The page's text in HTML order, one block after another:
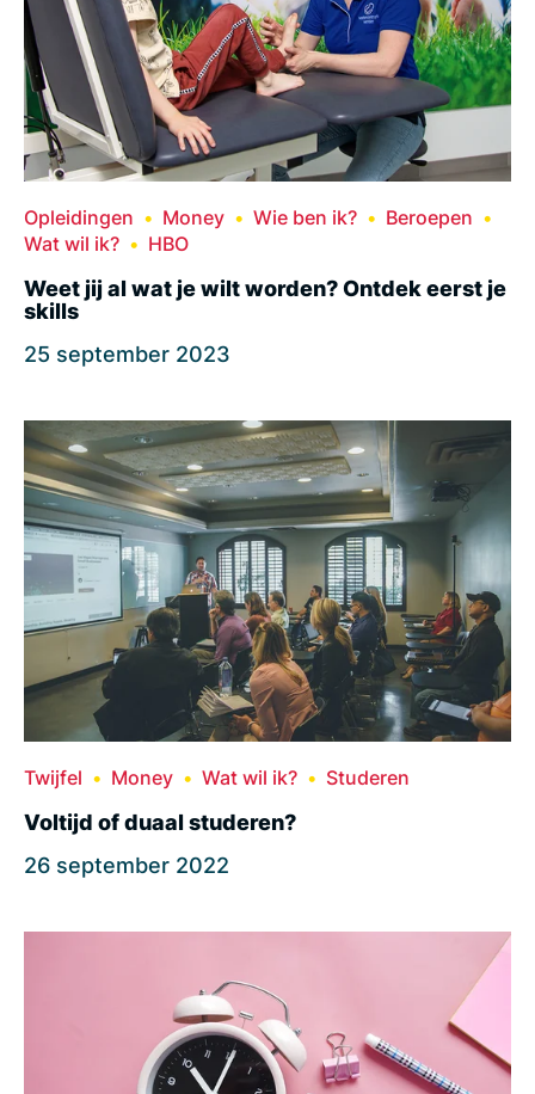
Opleidingen Money Wie ben ik?
Beroepen
Wat wil ik?
HBO
Weet jij al wat je wilt worden? Ontdek eerst je
skills
25 september 2023
Twijfel Money Wat wil ik? Studeren
Voltijd of duaal studeren?
26 september 2022